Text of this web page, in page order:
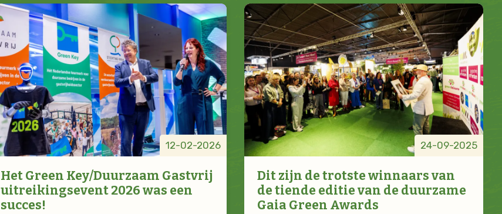
12-02-2026
Het Green Key/Duurzaam Gastvrij
uitreikingsevent 2026 was een
succes!
24-09-2025
Dit zijn de trotste winnaars van
de tiende editie van de duurzame
Gaia Green Awards